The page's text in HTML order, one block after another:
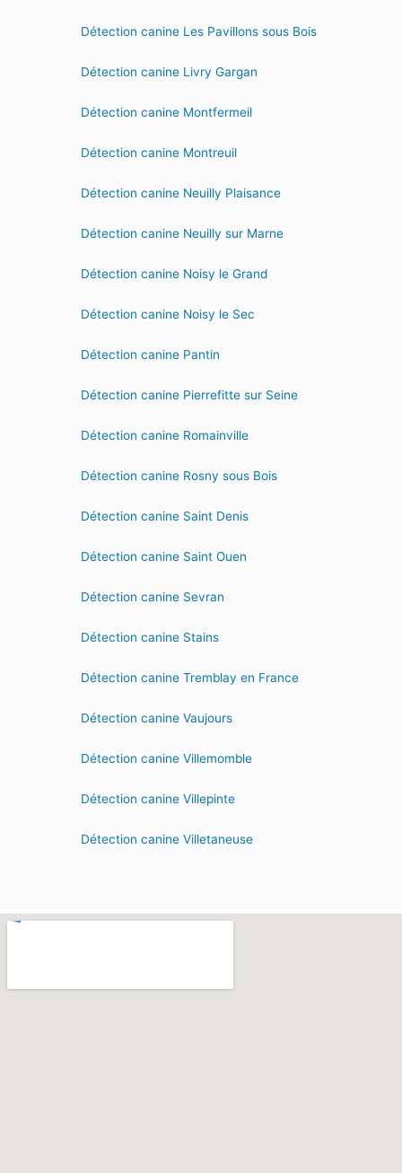
Détection canine Les Pavillons sous Bois
Détection canine Livry Gargan
Détection canine Montfermeil
Détection canine Montreuil
Détection canine Neuilly Plaisance
Détection canine Neuilly sur Marne
Détection canine Noisy le Grand
Détection canine Noisy le Sec
Détection canine Pantin
Détection canine Pierrefitte sur Seine
Détection canine Romainville
Détection canine Rosny sous Bois
Détection canine Saint Denis
Détection canine Saint Ouen
Détection canine Sevran
Détection canine Stains
Détection canine Tremblay en France
Détection canine Vaujours
Détection canine Villemomble
Détection canine Villepinte
Détection canine Villetaneuse